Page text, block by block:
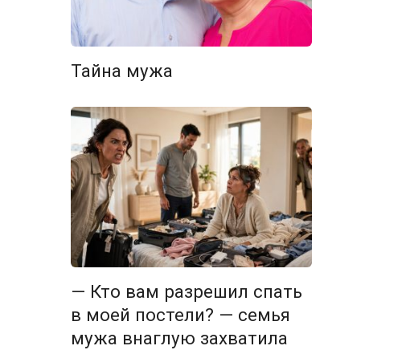
Тайна мужа
— Кто вам разрешил спать
в моей постели? — семья
мужа внаглую захватила